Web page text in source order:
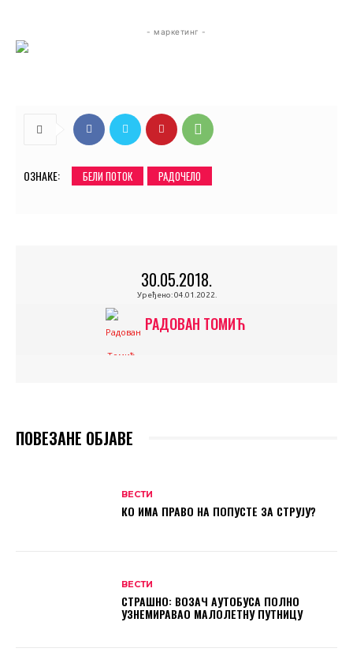
- маркетинг -
ОЗНАКЕ: БЕЛИ ПОТОК РАДОЧЕЛО
30.05.2018.
Уређено: 04.01.2022.
РАДОВАН ТОМИЋ
ПОВЕЗАНЕ ОБЈАВЕ
ВЕСТИ
КО ИМА ПРАВО НА ПОПУСТЕ ЗА СТРУЈУ?
ВЕСТИ
СТРАШНО: ВОЗАЧ АУТОБУСА ПОЛНО
УЗНЕМИРАВАО МАЛОЛЕТНУ ПУТНИЦУ